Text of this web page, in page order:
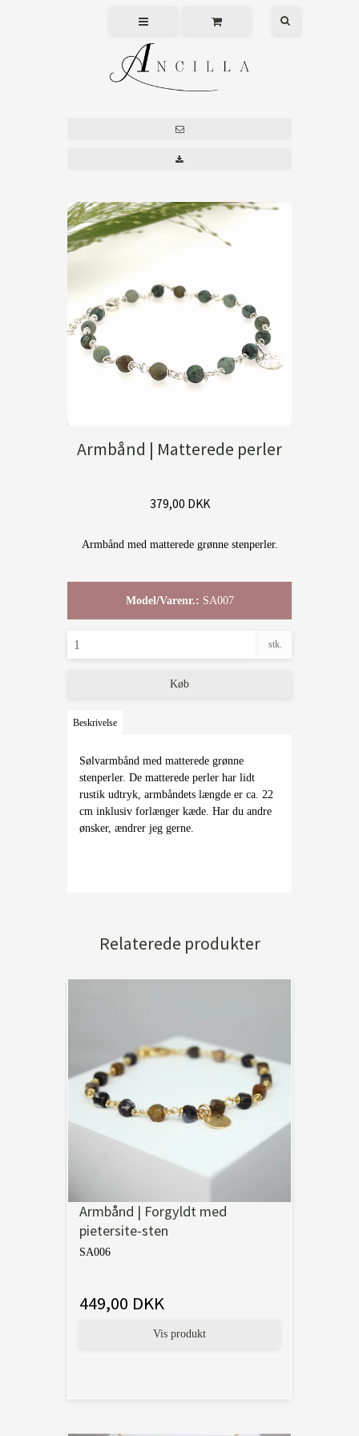
Armbånd | Matterede perler
379,00 DKK
Armbånd med matterede grønne stenperler.
Model/Varenr.: SA007
stk.
Køb
Beskrivelse
Sølvarmbånd med matterede grønne
stenperler. De matterede perler har lidt
rustik udtryk, armbåndets længde er ca. 22
cm inklusiv forlænger kæde. Har du andre
ønsker, ændrer jeg gerne.
Relaterede produkter
Armbånd | Forgyldt med
pietersite-sten
SA006
449,00 DKK
Vis produkt